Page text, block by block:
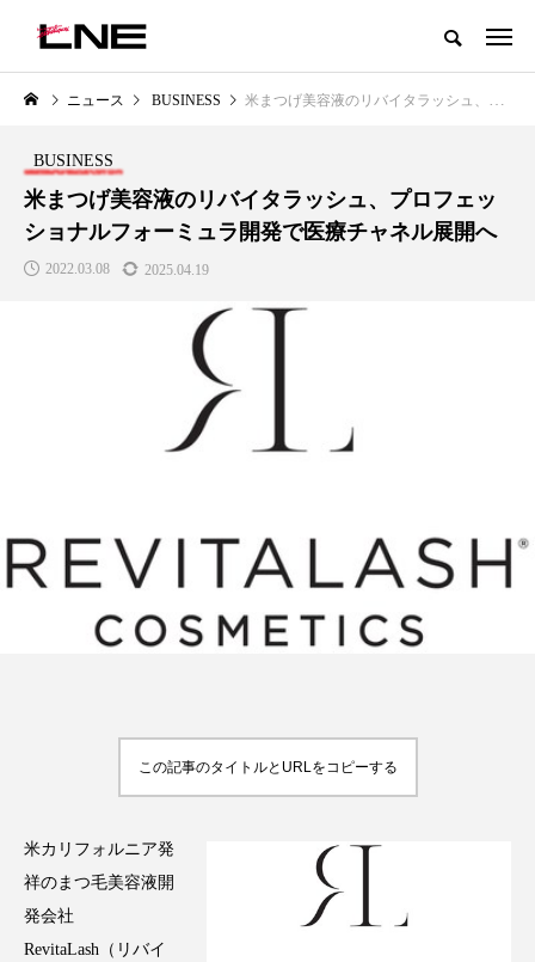
グローバルビューティ＆ヘルスケアビジネス誌
LIFESTYLE
SNSの「加工顔」と美容医療｜AI
がもたらす可能性とこれから
BUSINESS
都市型スパ――身近なウェルネ
TAG LIST
AI
Gemini SaaS SNS
ニュース BUSINESS 米まつげ美容液のリバイタラッシュ、プロフェッショナルフォーミュラ開発で医療チャネル展開へ
BUSINESS
米まつげ美容液のリバイタラッシュ、プロフェッ
ショナルフォーミュラ開発で医療チャネル展開へ
2022.03.08 2025.04.19
この記事のタイトルとURLをコピーする
米カリフォルニア発
祥のまつ毛美容液開
発会社
RevitaLash（リバイ